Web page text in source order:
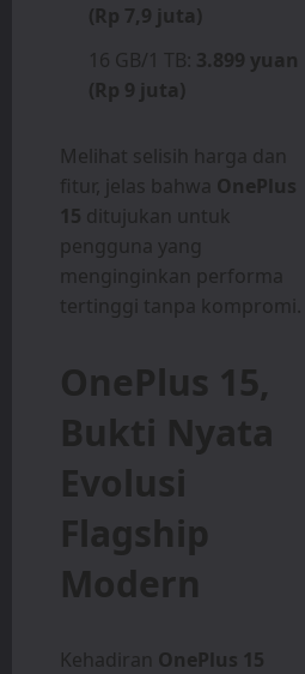
(Rp 7,9 juta)
16 GB/1 TB: 3.899 yuan
(Rp 9 juta)
Melihat selisih harga dan
fitur, jelas bahwa OnePlus
15 ditujukan untuk
pengguna yang
menginginkan performa
tertinggi tanpa kompromi.
OnePlus 15,
Bukti Nyata
Evolusi
Flagship
Modern
Kehadiran OnePlus 15